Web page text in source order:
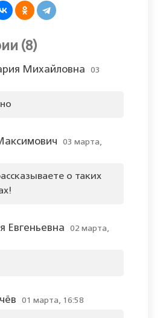
(8)
Михайловна
03
03 марта,
о таких
Евгеньевна
02 марта,
01 марта, 16:58